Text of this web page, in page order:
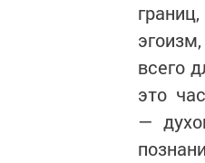
всего
это
—